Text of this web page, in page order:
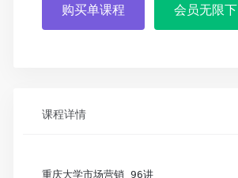
购买单课程 会员无限下
课程详情
重庆大学市场营销 96讲